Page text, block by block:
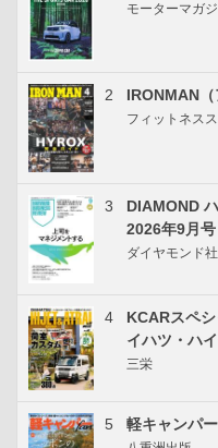
モーターマガ
2 IRONMAN
フィットネス
3
DIAMOND
2026年9月号
ダイヤモンド社
4
KCARスペ
イハツ・ハ
三栄
5 軽キャンパ